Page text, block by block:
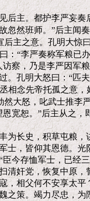
主。都护李严妄奏
忽然班师。”后主闻
主之意。孔明大惊
：“李严奏称军粮已
察，乃是李严因军
。孔明大怒曰：“匹
相念先帝托孤之意
然大怒，叱武士推李
宽恕。”后主从之
长史，积草屯粮，
士，皆仰其恩德。
今存恤军士，已经
清奸党，恢复中原，
，相父何不安享太平
之策。竭力尽忠，